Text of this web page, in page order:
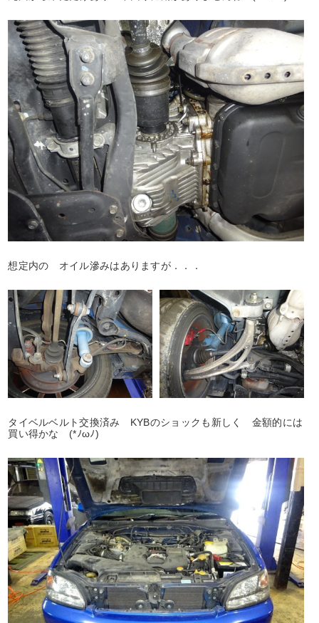
想定内の オイル滲みはありますが．．．
タイベルベルト交換済み KYBのショックも新しく 金額的には
買い得かな (*ﾉωﾉ)